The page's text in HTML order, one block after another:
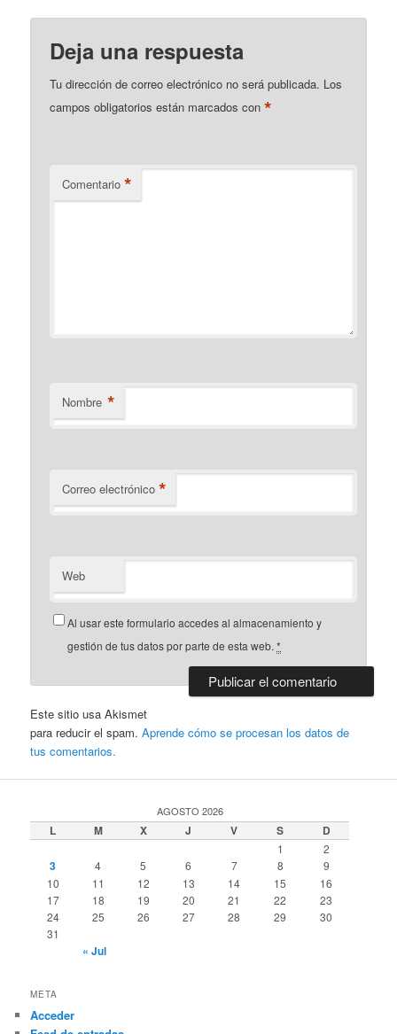
Deja una respuesta
Tu dirección de correo electrónico no será publicada. Los
campos obligatorios están marcados con*
Comentario *
Nombre *
Correo electrónico *
Web
Al usar este formulario accedes al almacenamiento y
gestión de tus datos por parte de esta web.*
Este sitio usa Akismet
para reducir el spam.Aprende cómo se procesan los datos de
tus comentarios.
AGOSTO 2026
L M X J V S D
1 2
3 4 5 6 7 8
9
10
11 12 13 14 15
16
17
18 19 20 21 22
23
24
25 26 27 28 29
30
31
« Jul
META
Acceder